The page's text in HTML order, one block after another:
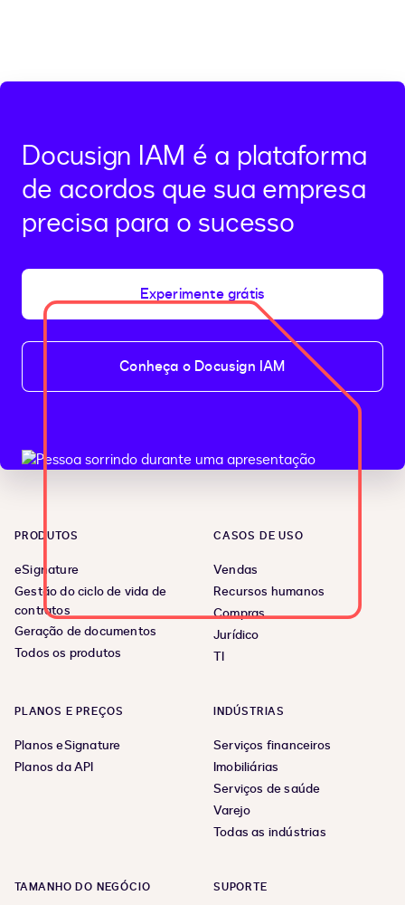
Docusign IAM é a plataforma
de acordos que sua empresa
precisa para o sucesso
Experimente grátis
Conheça o Docusign IAM
PRODUTOS
eSignature
Gestão do ciclo de vida de
contratos
Geração de documentos
Todos os produtos
CASOS DE USO
Vendas
Recursos humanos
Compras
Jurídico
TI
PLANOS E PREÇOS
Planos eSignature
Planos da API
INDÚSTRIAS
Serviços financeiros
Imobiliárias
Serviços de saúde
Varejo
Todas as indústrias
TAMANHO DO NEGÓCIO SUPORTE